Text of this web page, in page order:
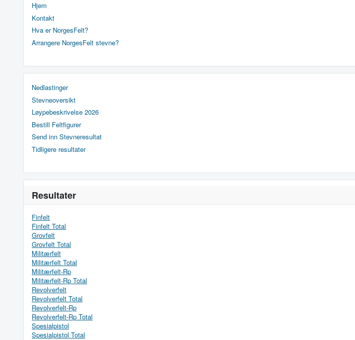
Hjem
Kontakt
Hva er NorgesFelt?
Arrangere NorgesFelt stevne?
Nedlastinger
Stevneoversikt
Løypebeskrivelse 2026
Bestill Feltfigurer
Send inn Stevneresultat
Tidligere resultater
Resultater
Finfelt
Finfelt Total
Grovfelt
Grovfelt Total
Militærfelt
Militærfelt Total
Militærfelt-Rp
Militærfelt-Rp Total
Revolverfelt
Revolverfelt Total
Revolverfelt-Rp
Revolverfelt-Rp Total
Spesialpistol
Spesialpistol Total